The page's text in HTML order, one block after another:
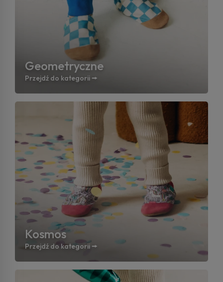
Geometryczne
Przejdź do kategorii 🠚
Kosmos
Przejdź do kategorii 🠚